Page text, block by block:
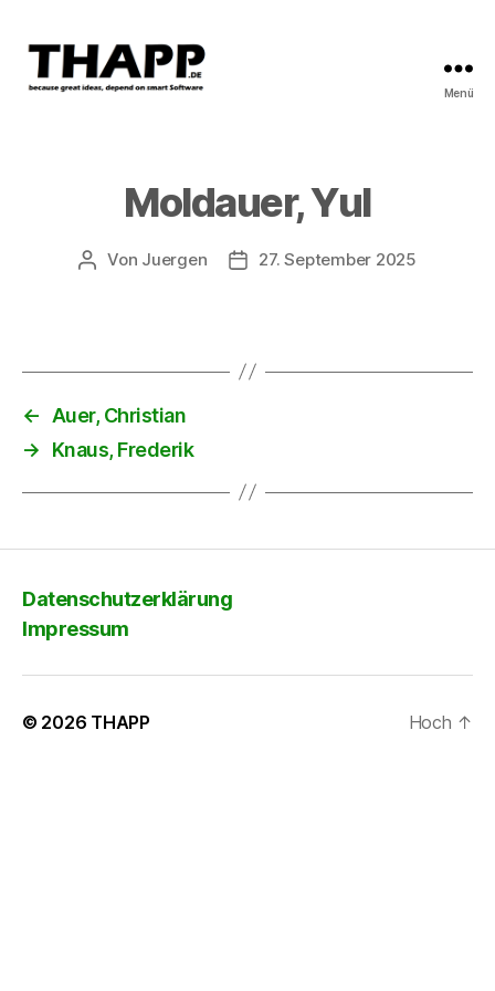
Menü
Moldauer, Yul
Beitragsautor
Von Juergen Beitragsdatum
27. September 2025
← Auer, Christian
→
Knaus, Frederik
Datenschutzerklärung
Impressum
© 2026 THAPP Hoch ↑